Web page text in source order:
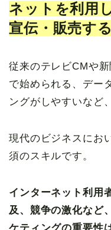
ネットを利用
宣伝・販売す
従来のテレビCMや
で始められる、デー
ングがしやすいなど
現代のビジネスにお
須のスキルです。
インターネット利用
及、競争の激化など